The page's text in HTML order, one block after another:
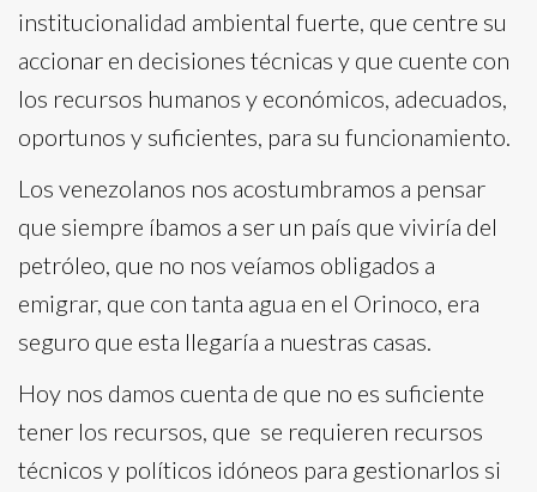
institucionalidad ambiental fuerte, que centre su
accionar en decisiones técnicas y que cuente con
los recursos humanos y económicos, adecuados,
oportunos y suficientes, para su funcionamiento.
Los venezolanos nos acostumbramos a pensar
que siempre íbamos a ser un país que viviría del
petróleo, que no nos veíamos obligados a
emigrar, que con tanta agua en el Orinoco, era
seguro que esta llegaría a nuestras casas.
Hoy nos damos cuenta de que no es suficiente
tener los recursos, que se requieren recursos
técnicos y políticos idóneos para gestionarlos si